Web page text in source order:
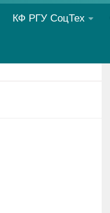
КФ РГУ СоцТех